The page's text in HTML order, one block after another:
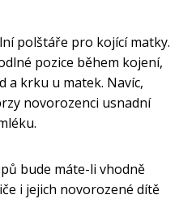
polštáře pro kojící matky.
pozice během kojení,
a krku u matek. Navíc,
novorozenci usnadní
bude máte-li vhodně
i jejich novorozené dítě